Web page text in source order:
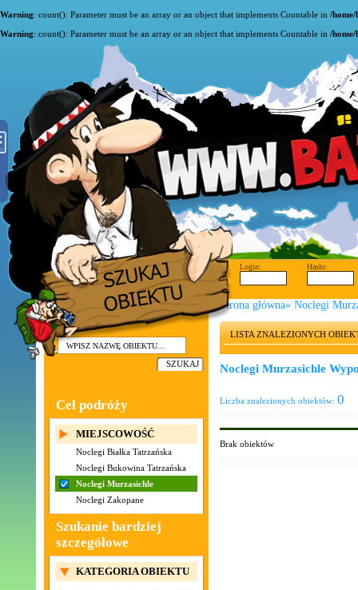
Warning: count(): Parameter must be an array or an object that implements Countable in /
Warning: count(): Parameter must be an array or an object that implements Countable in /
Login: Hasło:
Cel podróży
MIEJSCOWOŚĆ
Noclegi Białka Tatrzańska
Noclegi Bukowina Tatrzańska
Noclegi Murzasichle
Noclegi Zakopane
Szukanie bardziej
szczegółowe
KATEGORIA OBIEKTU
Strona główna» Noclegi
LISTA ZNALEZIONYCH
Noclegi Murzasichle
Liczba znalezionych obiektów: 0
Brak obiektów